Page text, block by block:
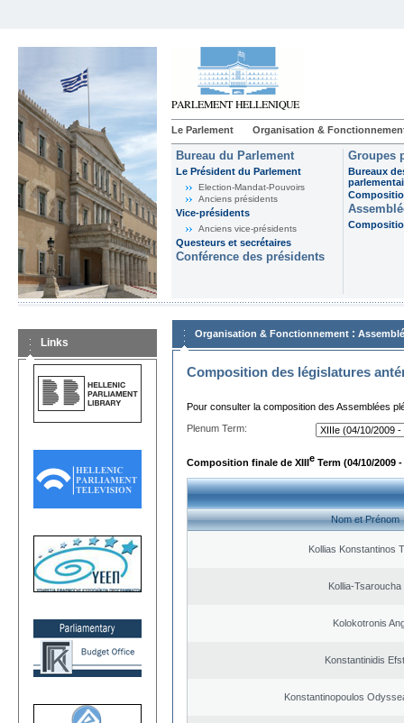
Le Parlement Organisation &
Bureau du Parlement
Le Président du Parlement
Election-Mandat-Pouvoirs
Anciens présidents
Vice-présidents
Anciens vice-présidents
Questeurs et secrétaires
Conférence des présidents
Groupes
Bureaux
Links
Organisation & Fonctionnement :
Composition des législatures
Pour consulter la composition des Assemblées
Plenum Term:
Composition finale de XIIIe Term (04/10/2009 -
Nom et Prénom
Kollias Konstantinos
Kollia-Tsaroucha
Kolokotronis
Konstantinidis
Konstantinopoulos